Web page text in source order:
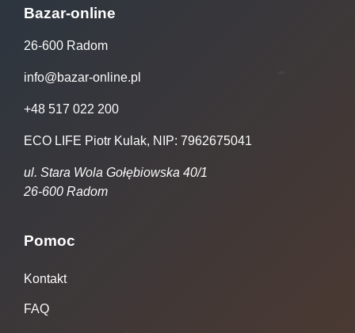
Bazar-online
26-600 Radom
info@bazar-online.pl
+48 517 022 200
ECO LIFE Piotr Kulak, NIP: 7962675041
ul. Stara Wola Gołębiowska 40/1
26-600 Radom
Pomoc
Kontakt
FAQ